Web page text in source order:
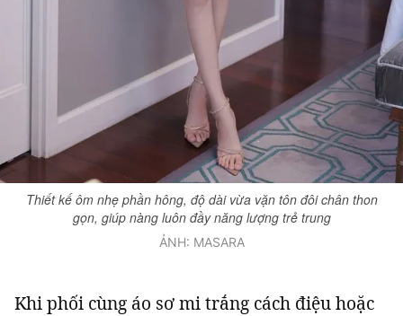
Thiết kế ôm nhẹ phần hông, độ dài vừa vặn tôn đôi chân thon
gọn, giúp nàng luôn đầy năng lượng trẻ trung
ẢNH: MASARA
Khi phối cùng áo sơ mi trắng cách điệu hoặc